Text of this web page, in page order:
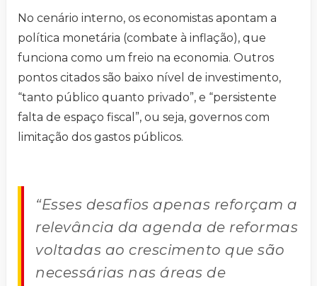
No cenário interno, os economistas apontam a
política monetária (combate à inflação), que
funciona como um freio na economia. Outros
pontos citados são baixo nível de investimento,
“tanto público quanto privado”, e “persistente
falta de espaço fiscal”, ou seja, governos com
limitação dos gastos públicos.
“Esses desafios apenas reforçam a
relevância da agenda de reformas
voltadas ao crescimento que são
necessárias nas áreas de